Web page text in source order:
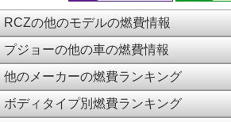
RCZの他のモデルの燃費情報
プジョーの他の車の燃費情報
他のメーカーの燃費ランキング
ボディタイプ別燃費ランキング